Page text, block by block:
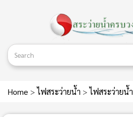
Home > ไฟสระว่ายน้ำ > ไฟสระว่ายน้